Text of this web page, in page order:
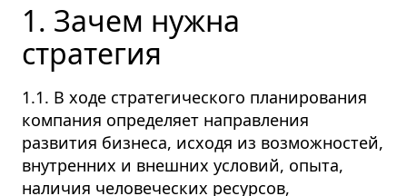
1. Зачем нужна
стратегия
1.1. В ходе стратегического планирования
компания определяет направления
развития бизнеса, исходя из возможностей,
внутренних и внешних условий, опыта,
наличия человеческих ресурсов,